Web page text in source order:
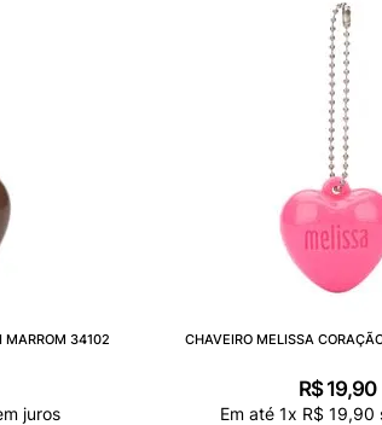
MARROM 34102
juros
CHAVEIRO MELISSA
R$ 19,90
Em até 1x R$ 19,90